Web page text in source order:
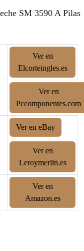
SM 3590 A Pilas
Ver en
Elcorteingles.es
Ver en
Pccomponentes.com
Ver en eBay
Ver en
Leroymerlin.es
Ver en
Amazon.es